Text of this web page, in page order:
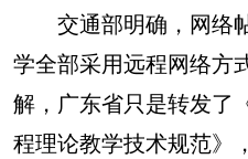
交通部明确，网络
学全部采用远程网络方
解，广东省只是转发了
程理论教学技术规范》